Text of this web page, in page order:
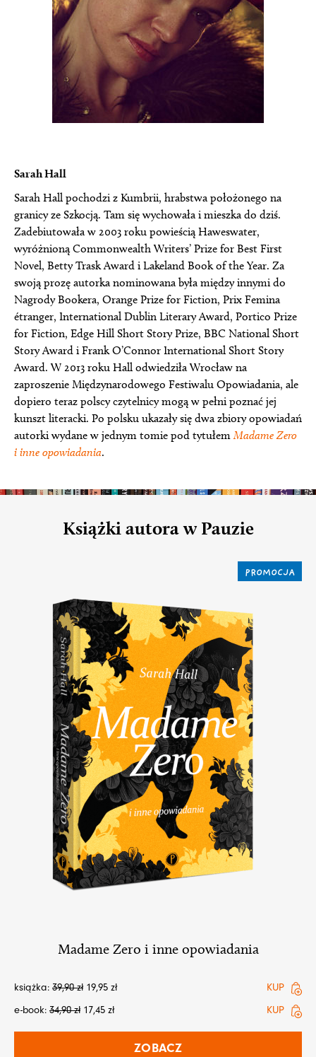
Sarah Hall
Sarah Hall pochodzi z Kumbrii, hrabstwa położonego na
granicy ze Szkocją. Tam się wychowała i mieszka do dziś.
Zadebiutowała w 2003 roku powieścią Haweswater,
wyróżnioną Commonwealth Writers’ Prize for Best First
Novel, Betty Trask Award i Lakeland Book of the Year. Za
swoją prozę autorka nominowana była między innymi do
Nagrody Bookera, Orange Prize for Fiction, Prix Femina
étranger, International Dublin Literary Award, Portico Prize
for Fiction, Edge Hill Short Story Prize, BBC National Short
Story Award i Frank O’Connor International Short Story
Award. W 2013 roku Hall odwiedziła Wrocław na
zaproszenie Międzynarodowego Festiwalu Opowiadania, ale
dopiero teraz polscy czytelnicy mogą w pełni poznać jej
kunszt literacki. Po polsku ukazały się dwa zbiory opowiadań
autorki wydane w jednym tomie pod tytułem Madame Zero
i inne opowiadania.
Książki autora w Pauzie
PROMOCJA
Madame Zero i inne opowiadania
książka: 39,90zł 19,95 zł
KUP
e-book: 34,90zł 17,45 zł KUP
ZOBACZ